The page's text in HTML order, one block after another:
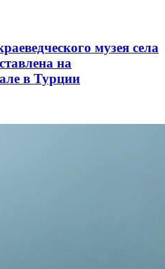
музея села
на
в Турции